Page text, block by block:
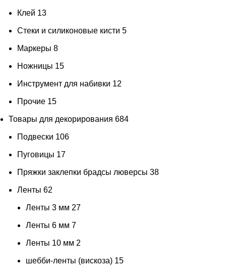
Клей 13
Стеки и силиконовые кисти 5
Маркеры 8
Ножницы 15
Инструмент для набивки 12
Прочие 15
Товары для декорирования 684
Подвески 106
Пуговицы 17
Пряжки заклепки брадсы люверсы 38
Ленты 62
Ленты 3 мм 27
Ленты 6 мм 7
Ленты 10 мм 2
шебби-ленты (вискоза) 15